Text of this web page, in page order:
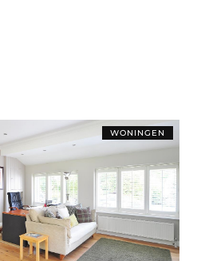
WONINGEN